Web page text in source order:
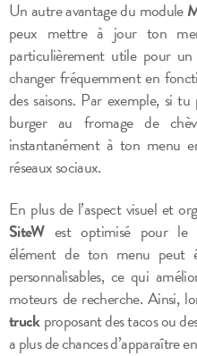
Un autre avantage du module
peux mettre à jour ton
particulièrement utile pour
changer fréquemment en
des saisons. Par exemple, si
burger au fromage de
instantanément à ton menu
réseaux sociaux.
En plus de l’aspect visuel et
SiteWest optimisé pour le
élément de ton menu peut
personnalisables, ce qui
moteurs de recherche. Ainsi,
truckproposant des tacos ou
a plus de chances d’apparaître